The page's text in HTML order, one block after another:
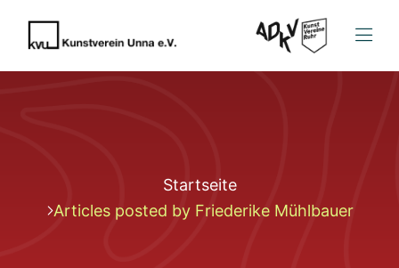
Startseite
Articles posted by Friederike Mühlbauer